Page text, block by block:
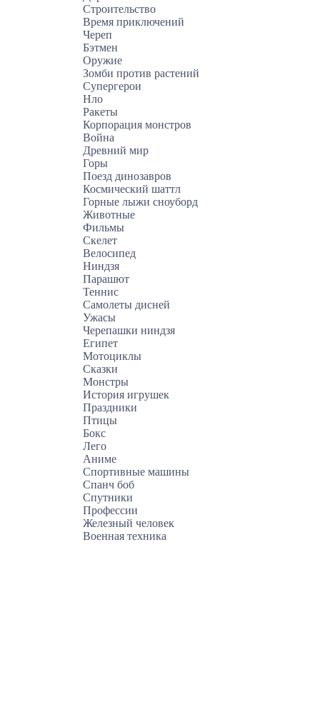
Строительство
Время приключений
Череп
Бэтмен
Оружие
Зомби против растений
Супергерои
Нло
Ракеты
Корпорация монстров
Война
Древний мир
Горы
Поезд динозавров
Космический шаттл
Горные лыжи сноуборд
Животные
Фильмы
Скелет
Велосипед
Ниндзя
Парашют
Теннис
Самолеты дисней
Ужасы
Черепашки ниндзя
Египет
Мотоциклы
Сказки
Монстры
История игрушек
Праздники
Птицы
Бокс
Лего
Аниме
Спортивные машины
Спанч боб
Спутники
Профессии
Железный человек
Военная техника